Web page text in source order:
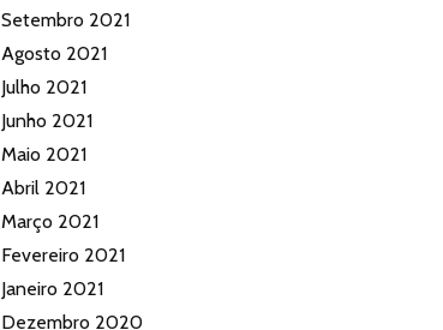
Setembro 2021
Agosto 2021
Julho 2021
Junho 2021
Maio 2021
Abril 2021
Março 2021
Fevereiro 2021
Janeiro 2021
Dezembro 2020